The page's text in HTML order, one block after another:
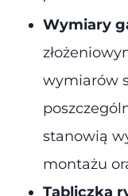
Wymiary
wymiarów
stanowią
montażu
Tabliczka